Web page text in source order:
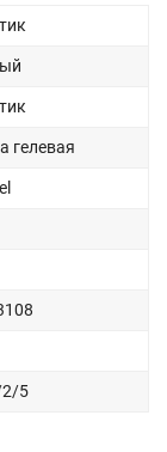
гелевая
2/5